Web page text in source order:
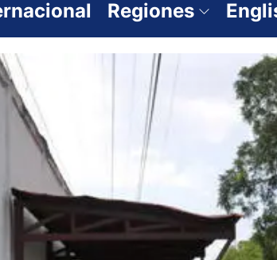
Regiones